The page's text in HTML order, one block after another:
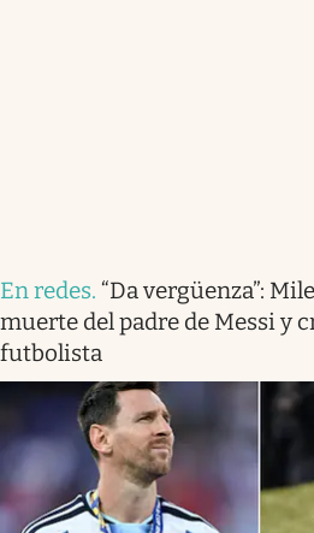
En redes. “Da vergüenza”:
muerte del padre de Messi y
futbolista